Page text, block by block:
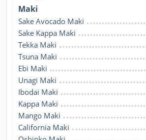
Maki
Sake Avocado Maki
Sake Kappa Maki
Tekka Maki
Tsuna Maki
Ebi Maki
Unagi Maki
Ibodai Maki
Kappa Maki
Mango Maki
California Maki